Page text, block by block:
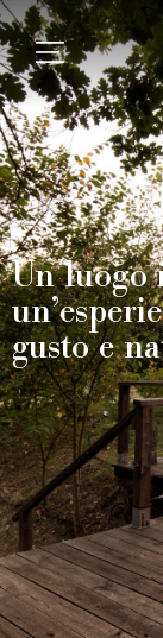
Un luogo
gusto e